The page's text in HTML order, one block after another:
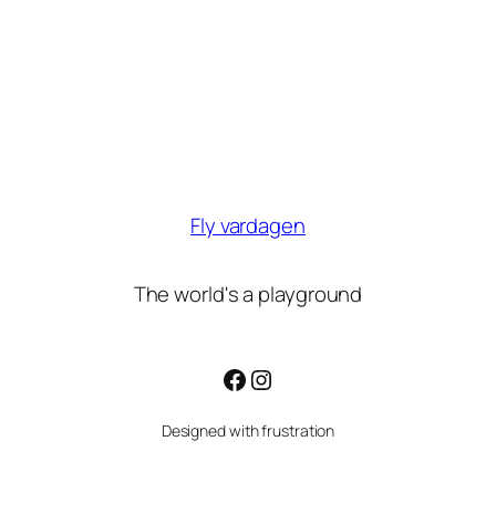
Fly vardagen
The world's a playground
Facebook
Instagram
Designed with frustration